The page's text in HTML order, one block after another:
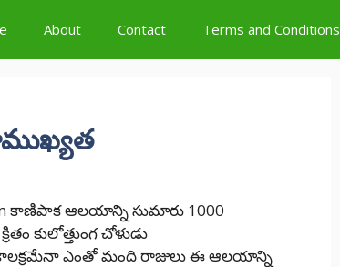
About Contact Terms and Conditions
కాణిపాక ఆలయాన్ని సుమారు 1000
కులోత్తుంగ చోళుడు
ఎంతో మంది రాజులు ఈ ఆలయాన్ని